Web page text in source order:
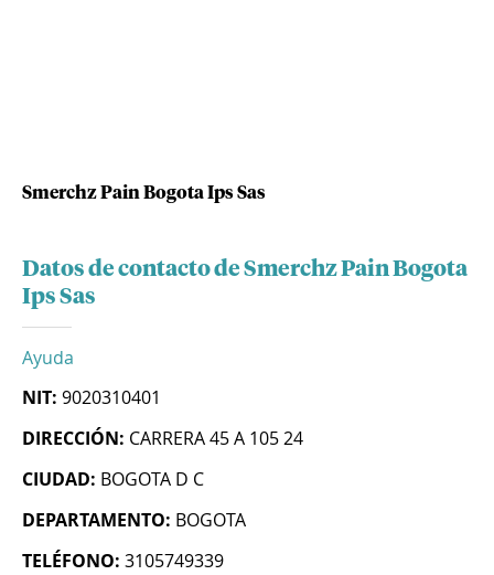
Smerchz Pain Bogota Ips Sas
Datos de contacto de Smerchz Pain Bogota
Ips Sas
Ayuda
NIT: 9020310401
DIRECCIÓN: CARRERA 45 A 105 24
CIUDAD: BOGOTA D C
DEPARTAMENTO: BOGOTA
TELÉFONO: 3105749339